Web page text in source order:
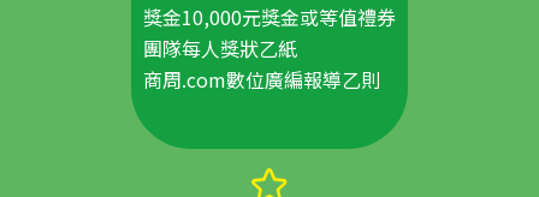
獎金10,000元獎金或等值禮券
團隊每人獎狀乙紙
商周.com數位廣編報導乙則